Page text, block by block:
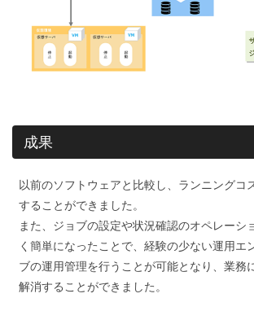
成果
以前のソフトウェアと比較し、ランニングコ
することができました。
また、ジョブの設定や状況確認のオペレーシ
く簡単になったことで、経験の少ない運用エ
ブの運用管理を行うことが可能となり、業務
解消することができました。